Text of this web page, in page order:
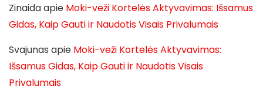
Zinaidaapie Moki-veži Kortelės Aktyvavimas: Išsamus
Gidas, Kaip Gauti ir Naudotis Visais Privalumais
Svajunas apie Moki-veži Kortelės Aktyvavimas:
Išsamus Gidas, Kaip Gauti ir Naudotis Visais
Privalumais